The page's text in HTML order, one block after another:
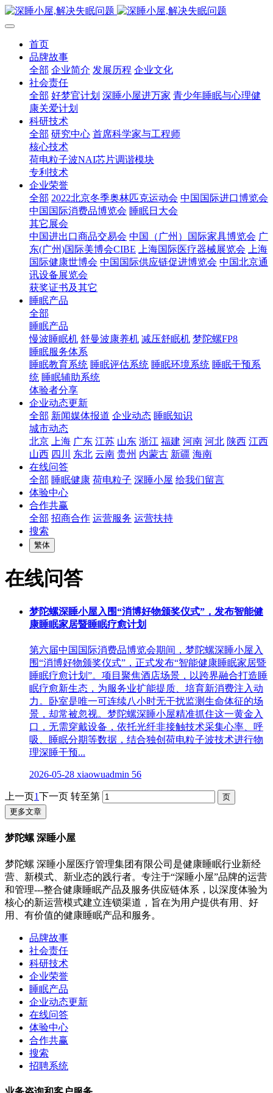
首页
品牌故事
全部 企业简介 发展历程 企业文化
社会责任
全部 好梦官计划 深睡小屋进万家 青少年睡眠与心理健
康关爱计划
科研技术
全部 研究中心 首席科学家与工程师
核心技术
荷电粒子波NAI芯片调谐模块
专利技术
企业荣誉
全部 2022北京冬季奥林匹克运动会 中国国际进口博览会
中国国际消费品博览会 睡眠日大会
其它展会
中国进出口商品交易会 中国（广州）国际家具博览会 广
东(广州)国际美博会CIBE
上海国际医疗器械展览会
上海
国际健康世博会 中国国际供应链促进博览会 中国北京通
讯设备展览会
获奖证书及其它
睡眠产品
全部
睡眠产品
慢波睡眠机 舒曼波康养机 减压舒眠机 梦陀螺FP8
睡眠服务体系
睡眠教育系统 睡眠评估系统 睡眠环境系统 睡眠干预系
统 睡眠辅助系统
体验者分享
企业动态更新
全部 新闻媒体报道 企业动态 睡眠知识
城市动态
北京
上海 广东 江苏 山东 浙江 福建 河南 河北 陕西 江西
山西 四川 东北 云南 贵州 内蒙古 新疆 海南
在线问答
全部 睡眠健康 荷电粒子 深睡小屋 给我们留言
体验中心
合作共赢
全部 招商合作 运营服务 运营扶持
搜索
繁体
在线问答
梦陀螺深睡小屋入围“消博好物颁奖仪式”，发布智能健
康睡眠家居暨睡眠疗愈计划
第六届中国国际消费品博览会期间，梦陀螺深睡小屋入
围“消博好物颁奖仪式”，正式发布“智能健康睡眠家居暨
睡眠疗愈计划”。项目聚焦酒店场景，以跨界融合打造睡
眠疗愈新生态，为服务业扩能提质、培育新消费注入动
力。卧室是唯一可连续八小时无干扰监测生命体征的场
景，却常被忽视。梦陀螺深睡小屋精准抓住这一黄金入
口，无需穿戴设备，依托光纤非接触技术采集心率、呼
吸、睡眠分期等数据，结合独创荷电粒子波技术进行物
理深睡干预...
2026-05-28 xiaowuadmin 56
上一页1下一页 转至第
更多文章
梦陀螺 深睡小屋
梦陀螺 深睡小屋医疗管理集团有限公司是健康睡眠行业新经
营、新模式、新业态的践行者。专注于“深睡小屋”品牌的运营
和管理---整合健康睡眠产品及服务供应链体系，以深度体验为
核心的新运营模式建立连锁渠道，旨在为用户提供有用、好
用、有价值的健康睡眠产品和服务。
品牌故事
社会责任
科研技术
企业荣誉
睡眠产品
企业动态更新
在线问答
体验中心
合作共赢
搜索
招聘系统